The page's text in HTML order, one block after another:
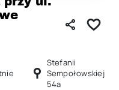
Stefanii
Sempołowskiej
54a